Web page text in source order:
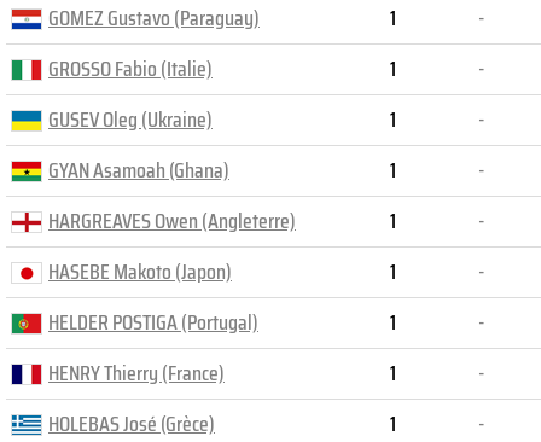
GOMEZ Gustavo (Paraguay)
GROSSO Fabio (Italie)
GUSEV Oleg (Ukraine)
GYAN Asamoah (Ghana)
HARGREAVES Owen (Angleterre)
HASEBE Makoto (Japon)
HELDER POSTIGA (Portugal)
HENRY Thierry (France)
HOLEBAS José (Grèce)
1
-
1
-
1
-
1
-
1
-
1
-
1
-
1
-
1
-